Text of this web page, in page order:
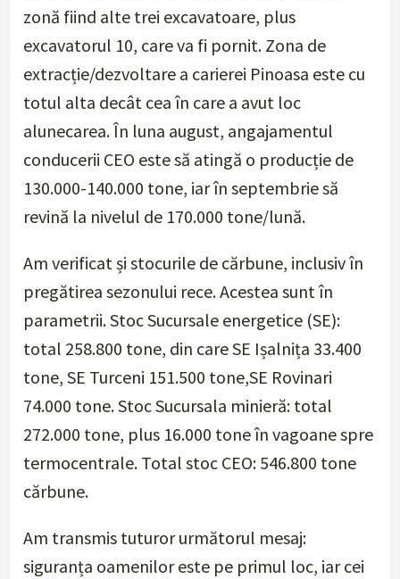
zonă fiind alte trei excavatoare, plus
excavatorul 10, care va fi pornit. Zona de
extracție/dezvoltare a carierei Pinoasa este cu
totul alta decât cea în care a avut loc
alunecarea. În luna august, angajamentul
conducerii CEO este să atingă o producție de
130.000-140.000 tone, iar în septembrie să
revină la nivelul de 170.000 tone/lună.
Am verificat și stocurile de cărbune, inclusiv în
pregătirea sezonului rece. Acestea sunt în
parametrii. Stoc Sucursale energetice (SE):
total 258.800 tone, din care SE Ișalnița 33.400
tone, SE Turceni 151.500 tone,SE Rovinari
74.000 tone. Stoc Sucursala minieră: total
272.000 tone, plus 16.000 tone în vagoane spre
termocentrale. Total stoc CEO: 546.800 tone
cărbune.
Am transmis tuturor următorul mesaj:
siguranța oamenilor este pe primul loc, iar cei